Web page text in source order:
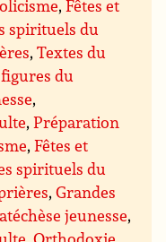
,Fêtes et
spirituels du
,Textes du
du
,
,Préparation
,Fêtes et
spirituels du
,Grandes
jeunesse,